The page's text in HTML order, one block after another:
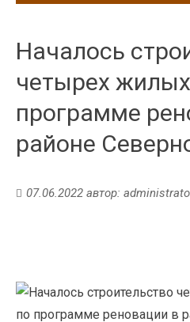
Началось
четырех
программе
районе
07.06.2022 автор: